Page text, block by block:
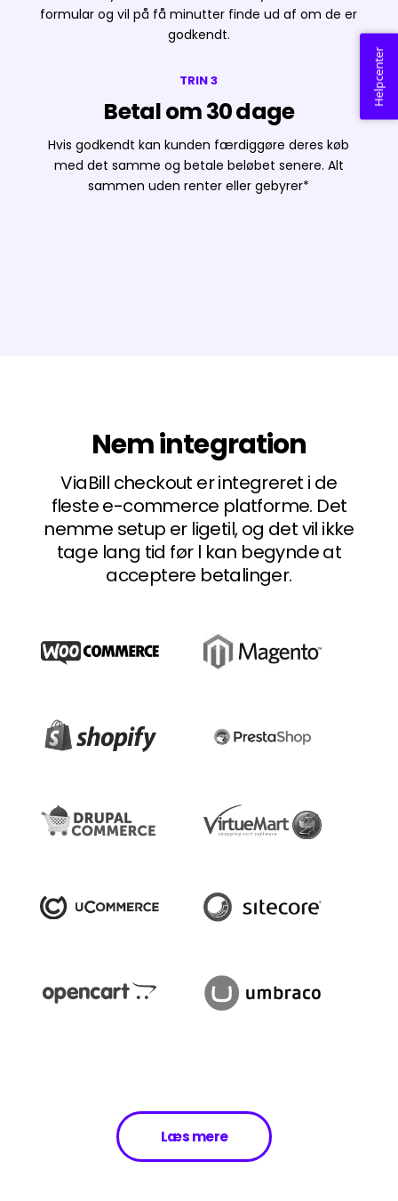
formular og vil på få minutter finde ud af om de er
godkendt.
TRIN 3
Betal om 30 dage
Hvis godkendt kan kunden færdiggøre deres køb
med det samme og betale beløbet senere. Alt
sammen uden renter eller gebyrer*
Nem integration
ViaBill checkout er integreret i de
fleste e-commerce platforme. Det
nemme setup er ligetil, og det vil ikke
tage lang tid før l kan begynde at
acceptere betalinger.
Læs mere
Helpcenter